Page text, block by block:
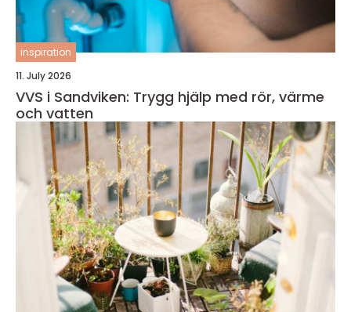
inspiration
11. July 2026
VVS i Sandviken: Trygg hjälp med rör, värme
och vatten